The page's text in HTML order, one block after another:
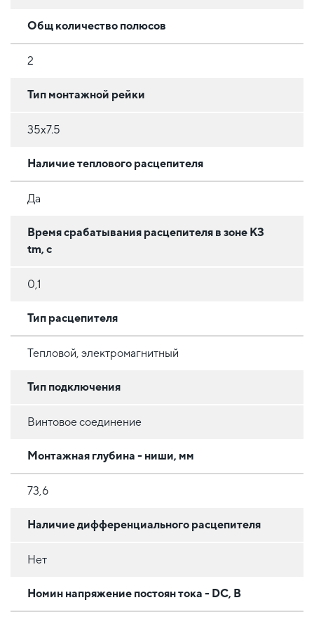
Общ количество полюсов
2
Тип монтажной рейки
35x7.5
Наличие теплового расцепителя
Да
Время срабатывания расцепителя в зоне КЗ
tm, с
0,1
Тип расцепителя
Тепловой, электромагнитный
Тип подключения
Винтовое соединение
Монтажная глубина - ниши, мм
73,6
Наличие дифференциального расцепителя
Нет
Номин напряжение постоян тока - DC, В